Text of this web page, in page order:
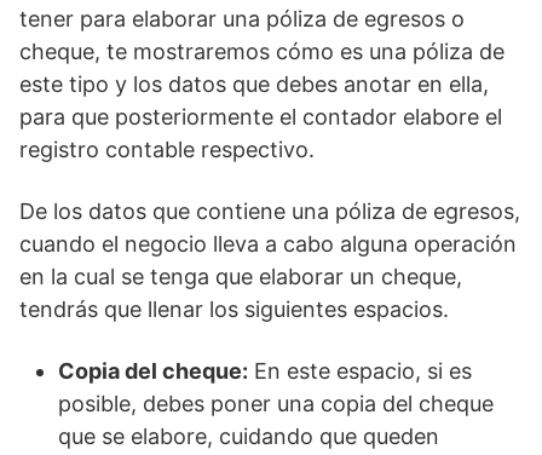
tener para elaborar una póliza de egresos o
cheque, te mostraremos cómo es una póliza de
este tipo y los datos que debes anotar en ella,
para que posteriormente el contador elabore el
registro contable respectivo.
De los datos que contiene una póliza de egresos,
cuando el negocio lleva a cabo alguna operación
en la cual se tenga que elaborar un cheque,
tendrás que llenar los siguientes espacios.
Copia del cheque: En este espacio, si es
posible, debes poner una copia del cheque
que se elabore, cuidando que queden